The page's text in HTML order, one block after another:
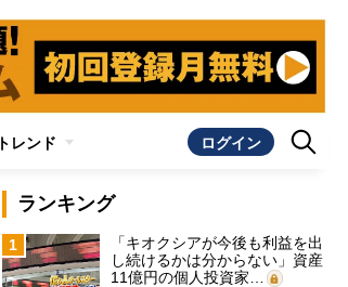
トレンド ログイン
ランキング
1
「キオクシアが今後も利益を出
し続けるかは分からない」資産
11億円の個人投資家…